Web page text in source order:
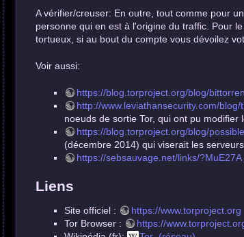
A vérifier/creuser: En outre, tout comme pour
personne qui en est à l'origine du traffic. Pour
tortueux, si au bout du compte vous dévoilez
Voir aussi:
https://blog.torproject.org/blog/
http://www.leviathansecurity.com/
noeuds de sortie Tor, qui ont pu modifier
https://blog.torproject.org/blog/
(décembre 2014) qui viserait les
https://sebsauvage.net/links/?MuE27A
Liens
Site officiel :
https://www.torproject.org
Tor Browser :
https://